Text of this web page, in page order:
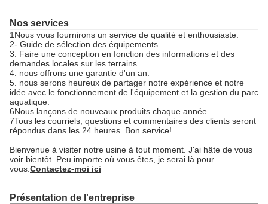
Nos services
1Nous vous fournirons un service de qualité et enthousiaste.
2- Guide de sélection des équipements.
3. Faire une conception en fonction des informations et des
demandes locales sur les terrains.
4. nous offrons une garantie d'un an.
5. nous serons heureux de partager notre expérience et notre
idée avec le fonctionnement de l'équipement et la gestion du parc
aquatique.
6Nous lançons de nouveaux produits chaque année.
7Tous les courriels, questions et commentaires des clients seront
répondus dans les 24 heures. Bon service!
Bienvenue à visiter notre usine à tout moment. J'ai hâte de vous
voir bientôt. Peu importe où vous êtes, je serai là pour
vous. Contactez-moi ici
Présentation de l'entreprise